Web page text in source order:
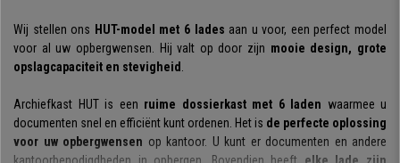
Wij stellen ons HUT-model met 6 lades aan u voor, een perfect model
voor al uw opbergwensen. Hij valt op door zijn mooie design, grote
opslagcapaciteit en stevigheid .
Archiefkast HUT is een ruime dossierkast met 6 laden waarmee u
documenten snel en efficiënt kunt ordenen. Het is de perfecte oplossing
voor uw opbergwensen op kantoor. U kunt er documenten en andere